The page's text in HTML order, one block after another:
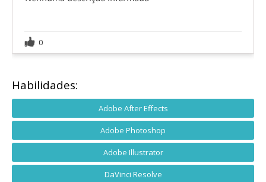
0
Habilidades:
Adobe After Effects
Adobe Photoshop
Adobe Illustrator
DaVinci Resolve